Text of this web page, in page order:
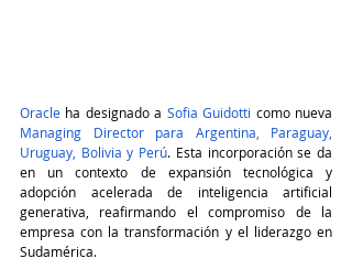
Oracle ha designado a Sofia Guidotti
Managing Director para Argentina, Paraguay,
Uruguay, Bolivia y Perú. Esta incorporación se da
en un contexto de expansión tecnológica y
adopción acelerada de inteligencia artificial
generativa, reafirmando el compromiso de la
empresa con la transformación y el liderazgo en
Sudamérica.